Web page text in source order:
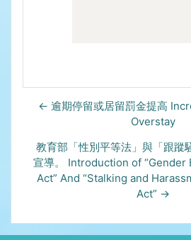
← 逾期停留或居留罰金提高
Overstay
教育部「性別平等法」與「跟蹤
宣導。 Introduction of “Gender
Act” And “Stalking and
Act” →